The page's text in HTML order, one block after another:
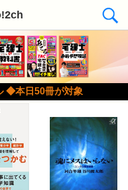
◆本日50冊が対象